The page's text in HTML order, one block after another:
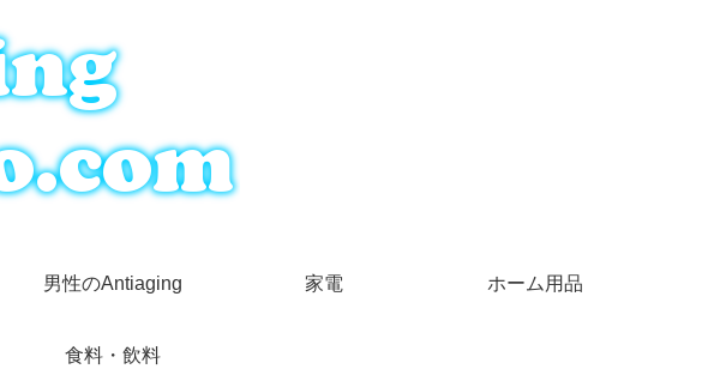
男性のAntiaging 家電 ホーム用品
食料・飲料